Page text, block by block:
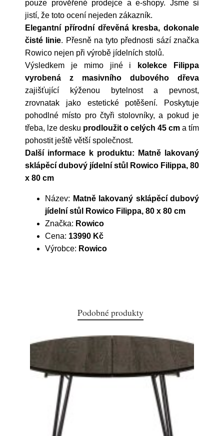
pouze prověřené prodejce a e-shopy. Jsme si
jistí, že toto ocení nejeden zákazník.
Elegantní přírodní dřevěná kresba, dokonale
čisté linie. Přesně na tyto přednosti sází značka
Rowico nejen při výrobě jídelních stolů.
Výsledkem je mimo jiné i
kolekce Filippa
vyrobená z masivního dubového dřeva
zajišťující kýženou bytelnost a pevnost,
zrovnatak jako estetické potěšení. Poskytuje
pohodlné místo pro čtyři stolovníky, a pokud je
třeba, lze desku prodloužit o celých 45 cm a tím
pohostit ještě větší společnost.
Další informace k produktu: Matně lakovaný
sklápěcí dubový jídelní stůl Rowico Filippa, 80
x 80 cm
Název: Matně lakovaný sklápěcí dubový
jídelní stůl Rowico Filippa, 80 x 80 cm
Značka: Rowico
Cena: 13990 Kč
Výrobce: Rowico
Podobné produkty